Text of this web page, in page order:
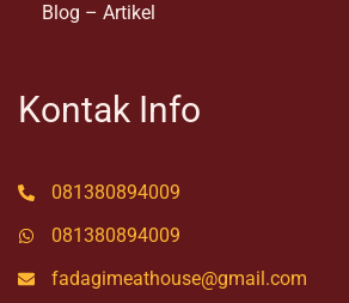
Blog – Artikel
Kontak Info
081380894009
081380894009
fadagimeathouse@gmail.com